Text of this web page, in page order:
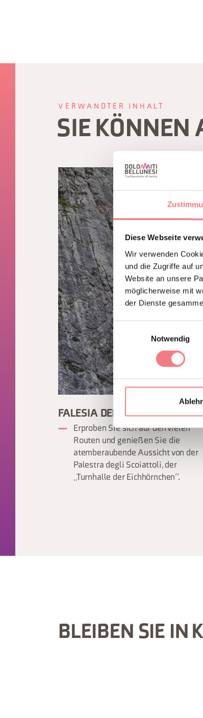
Diese Webseite
Wir verwenden
und die Zugriffe auf
Website an unsere
möglicherweise mit
der Dienste
Einwilligungsauswahl
Notwendig
VERWANDTER INHALT
SIE KÖNNEN
FALESIA DELLE CINQUE TORRI
Erproben Sie sich auf den vielen
Routen und genießen Sie die
atemberaubende Aussicht von der
Palestra degli Scoiattoli, der
„Turnhalle der Eichhörnchen“.
BLEIBEN SIE IN